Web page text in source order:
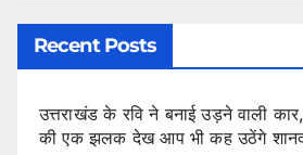
Recent Posts
उत्तराखंड के रवि ने बनाई उड़ने वाली
की एक झलक देख आप भी कह उठेंगे